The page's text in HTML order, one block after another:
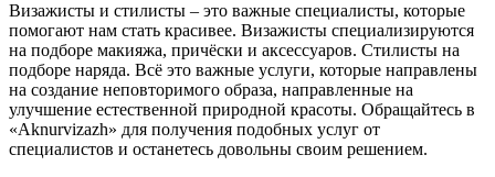
Визажисты и стилисты – это важные специалисты, которые
помогают нам стать красивее. Визажисты специализируются
на подборе макияжа, причёски и аксессуаров. Стилисты на
подборе наряда. Всё это важные услуги, которые направлены
на создание неповторимого образа, направленные на
улучшение естественной природной красоты. Обращайтесь в
«Aknurvizazh» для получения подобных услуг от
специалистов и останетесь довольны своим решением.